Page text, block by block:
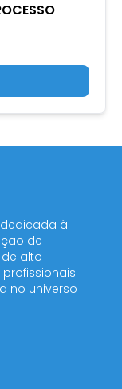
à
de
alto
no universo